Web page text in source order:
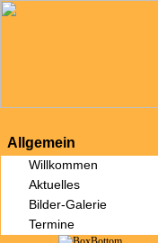
Allgemein
Willkommen
Aktuelles
Bilder-Galerie
Termine